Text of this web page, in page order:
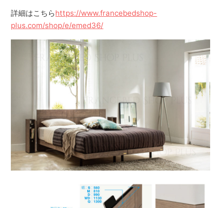
詳細はこちらhttps://www.francebedshop-
plus.com/shop/e/emed36/